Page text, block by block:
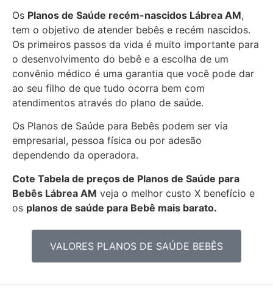
Os Planos de Saúde recém-nascidos Lábrea AM,
tem o objetivo de atender bebês e recém nascidos.
Os primeiros passos da vida é muito importante para
o desenvolvimento do bebê e a escolha de um
convênio médico é uma garantia que você pode dar
ao seu filho de que tudo ocorra bem com
atendimentos através do plano de saúde.
Os Planos de Saúde para Bebês podem ser via
empresarial, pessoa física ou por adesão
dependendo da operadora.
Cote Tabela de preços de Planos de Saúde para
Bebês Lábrea AM veja o melhor custo X benefício e
os planos de saúde para Bebê mais barato.
VALORES PLANOS DE SAÚDE BEBÊS